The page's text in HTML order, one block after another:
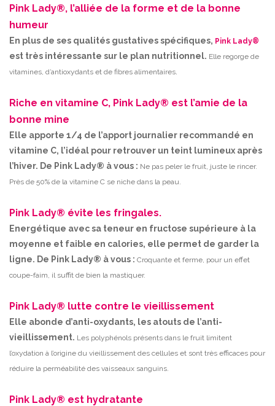
Pink Lady®, l’alliée de la forme et de la bonne
humeur
En plus de ses qualités gustatives spécifiques, Pink Lady®
est très intéressante sur le plan nutritionnel. Elle regorge de
vitamines, d’antioxydants et de fibres alimentaires
Riche en vitamine C, Pink Lady® est l’amie de la
bonne mine
Elle apporte 1/4 de l’apport journalier recommandé en
vitamine C, l’idéal pour retrouver un teint lumineux après
l’hiver. De Pink Lady® à vous : Ne pas peler le fruit, juste le rincer.
Près de 50% de la vitamine C se niche dans la peau.
Pink Lady® évite les fringales.
Energétique avec sa teneur en fructose supérieure à la
moyenne et faible en calories, elle permet de garder la
ligne. De Pink Lady® à vous : Croquante et ferme, pour un effet
coupe-faim, il suffit de bien la mastiquer.
Pink Lady® lutte contre le vieillissement
Elle abonde d’anti-oxydants, les atouts de l’anti-
vieillissement. Les polyphénols présents dans le fruit limitent
l’oxydation à l’origine du vieillissement des cellules et sont très efficaces pour
réduire la perméabilité des vaisseaux sanguins.
Pink Lady® est hydratante